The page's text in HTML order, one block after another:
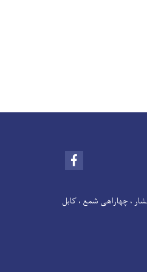
، چهاراهی شمع ، کابل